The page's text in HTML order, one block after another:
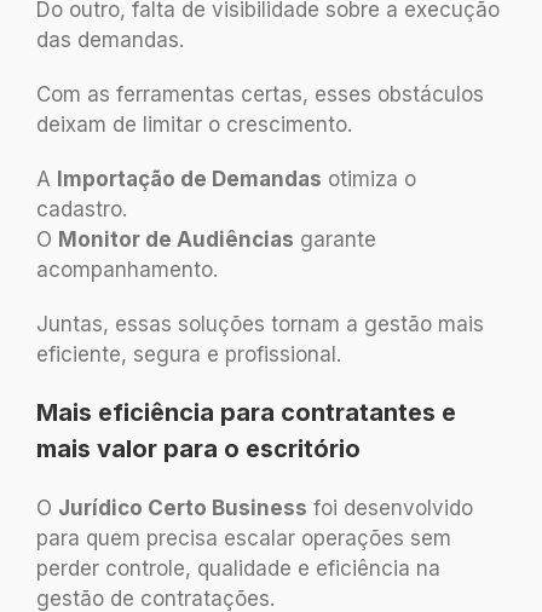
Do outro, falta de visibilidade sobre a execução
das demandas.
Com as ferramentas certas, esses obstáculos
deixam de limitar o crescimento.
A Importação de Demandas otimiza o
cadastro.
O Monitor de Audiências garante
acompanhamento.
Juntas, essas soluções tornam a gestão mais
eficiente, segura e profissional.
Mais eficiência para contratantes e
mais valor para o escritório
O Jurídico Certo Business foi desenvolvido
para quem precisa escalar operações sem
perder controle, qualidade e eficiência na
gestão de contratações.